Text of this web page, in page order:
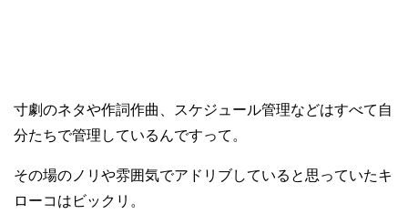
寸劇のネタや作詞作曲、スケジュール管理などはすべて自
分たちで管理しているんですって。
その場のノリや雰囲気でアドリブしていると思っていたキ
ローコはビックリ。